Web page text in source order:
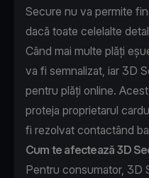
Secure nu va permite
dacă toate celelalte
Când mai multe plăți
va fi semnalizat, iar 3D
pentru plăți online.
proteja proprietarul
fi rezolvat contactând
Cum te afectează 3D
Pentru consumator, 3D